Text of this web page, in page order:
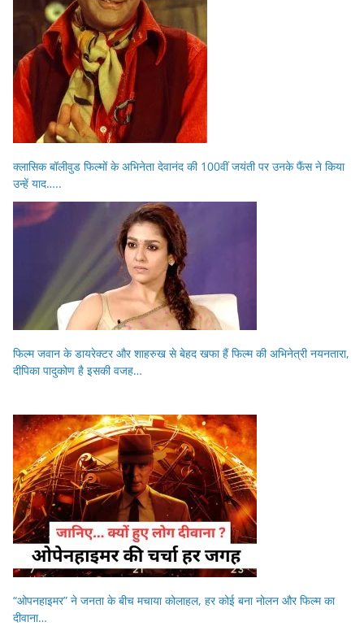
क्लासिक बॉलीवुड फिल्मों के अभिनेता देवानंद की 100वीं जयंती पर उनके फैंस ने किया
उन्हें याद…..
फिल्म जवान के डायरेक्टर और शाहरुख से बेहद खफा हैं फिल्म की अभिनेत्री नयनतारा,
दीपिका पादुकोण है इसकी वजह…
“ओपनहाइमर” ने जनता के बीच मचाया कोलाहल, हर कोई बना नोलन और फिल्म का
दीवाना…